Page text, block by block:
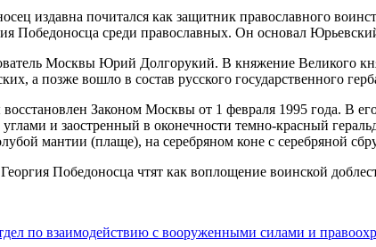
издавна почитался как защитник православного
Победоносца среди православных. Он основал
Москвы Юрий Долгорукий. В княжение Великого
а позже вошло в состав русского государственного
Законом Москвы от 1 февраля 1995 года. В
и заостренный в оконечности темно-красный
мантии (плаще), на серебряном коне с серебряной
Победоносца чтят как воплощение воинской
по взаимодействию с вооруженными силами и